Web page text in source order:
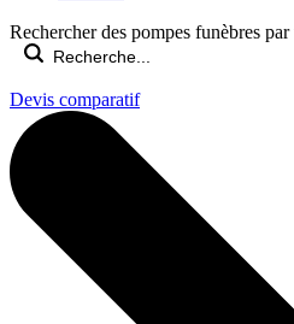
Rechercher des pompes funèbres
Devis comparatif